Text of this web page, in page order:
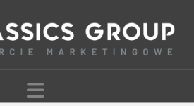
Navigation